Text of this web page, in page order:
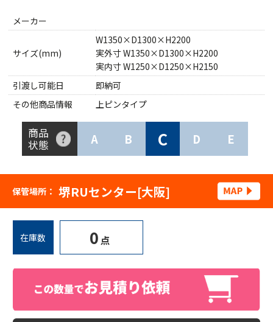
メーカー
サイズ(mm)
W1350×D1300×H2200
実外寸 W1350×D1300×H2200
実内寸 W1250×D1250×H2150
引渡し可能日
即納可
その他商品情報
上ピンタイプ
商品
状態
A B C D E
保管場所： 堺RUセンター[大阪]
在庫数 0 点